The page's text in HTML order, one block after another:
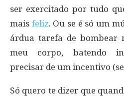
ser exercitado por tudo
mais feliz. Ou se é só um
árdua tarefa de bombear
meu corpo, batendo
precisar de um incentivo
Só quero te dizer que